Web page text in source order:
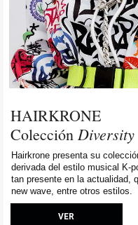
HAIRKRONE
Colección Diversity
Hairkrone presenta su
derivada del estilo musical K-
tan presente en la actualidad,
new wave, entre otros estilos.
VER